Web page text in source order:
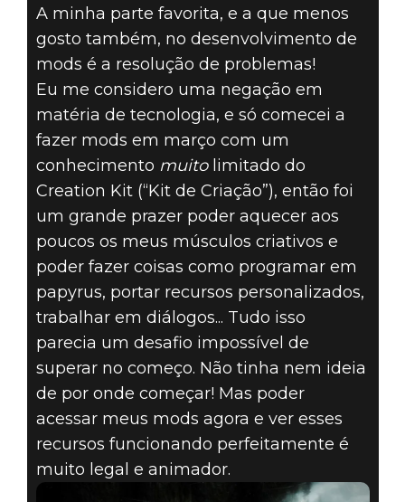
A minha parte favorita, e a que menos
gosto também, no desenvolvimento de
mods é a resolução de problemas!
Eu me considero uma negação em
matéria de tecnologia, e só comecei a
fazer mods em março com um
conhecimento muitolimitado do
Creation Kit (“Kit de Criação”), então foi
um grande prazer poder aquecer aos
poucos os meus músculos criativos e
poder fazer coisas como programar em
papyrus, portar recursos personalizados,
trabalhar em diálogos... Tudo isso
parecia um desafio impossível de
superar no começo. Não tinha nem ideia
de por onde começar! Mas poder
acessar meus mods agora e ver esses
recursos funcionando perfeitamente é
muito legal e animador.